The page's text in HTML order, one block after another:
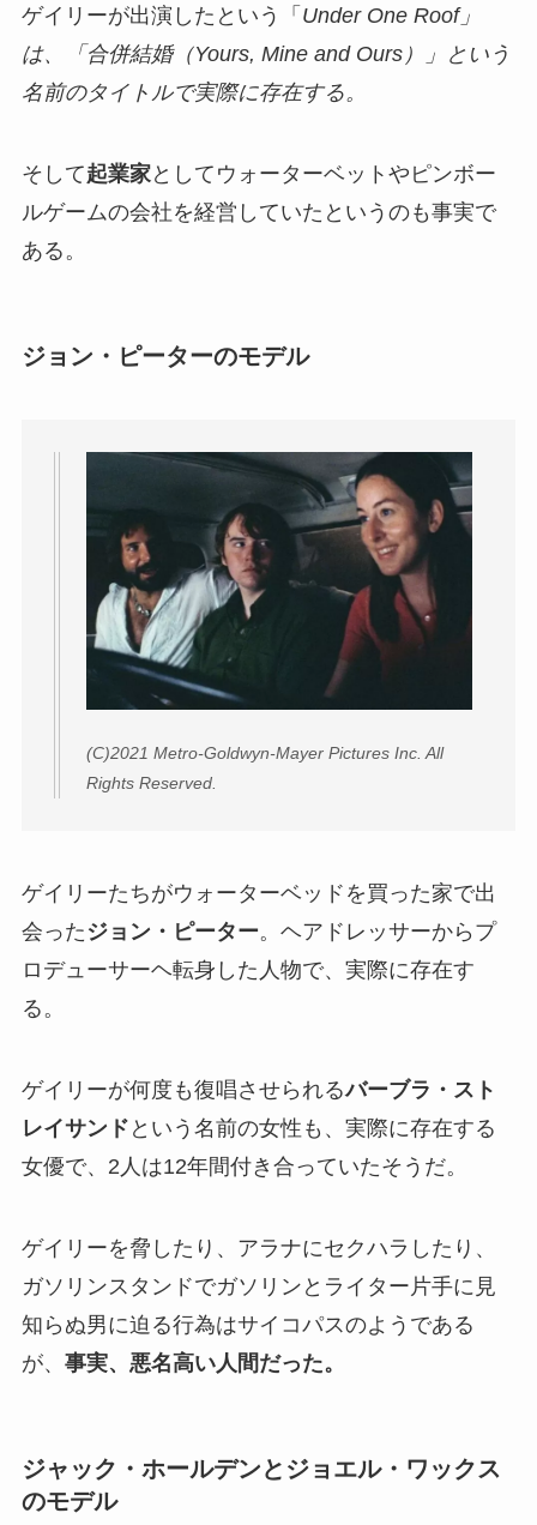
ゲイリーが出演したという「 Under One Roof」
は、「合併結婚（Yours, Mine and Ours）」という
名前のタイトルで実際に存在する。
そして起業家としてウォーターベットやピンボー
ルゲームの会社を経営していたというのも事実で
ある。
ジョン・ピーターのモデル
(C)2021 Metro-Goldwyn-Mayer Pictures Inc. All
Rights Reserved.
ゲイリーたちがウォーターベッドを買った家で出
会った ジョン・ピーター。ヘアドレッサーからプ
ロデューサーヘ転身した人物で、実際に存在す
る。
ゲイリーが何度も復唱させられるバーブラ・スト
レイサンド という名前の女性も、実際に存在する
女優で、2人は12年間付き合っていたそうだ。
ゲイリーを脅したり、アラナにセクハラしたり、
ガソリンスタンドでガソリンとライター片手に見
知らぬ男に迫る行為はサイコパスのようである
が、 事実、悪名高い人間だった。
ジャック・ホールデンとジョエル・ワックス
のモデル